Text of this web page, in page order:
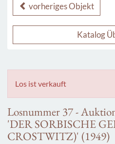
vorheriges Objekt
Katalog
Los ist verkauft
Losnummer 37 -
'DER SORBISCHE
CROSTWITZ)' (1949)